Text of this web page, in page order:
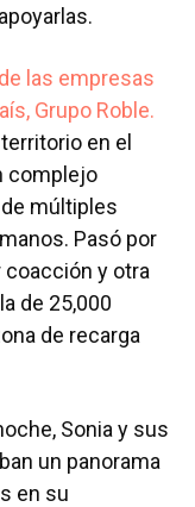
las empresas
Grupo Roble.
en el
complejo
múltiples
Pasó por
y otra
de 25,000
de recarga
Sonia y sus
un panorama
en su